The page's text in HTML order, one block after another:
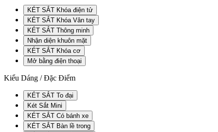
KÉT SẮT Khóa điện tử
KÉT SẮT Khóa Vân tay
KÉT SẮT Thông minh
Nhận diện khuôn mặt
KÉT SẮT Khóa cơ
Mở bằng điện thoại
Kiểu Dáng / Đặc Điểm
KÉT SẮT To đại
Két Sắt Mini
KÉT SẮT Có bánh xe
KÉT SẮT Bàn lề trong